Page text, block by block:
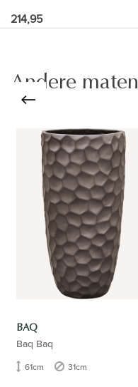
214,95
Andere maten
BAQ
Baq Baq
61cm 31cm